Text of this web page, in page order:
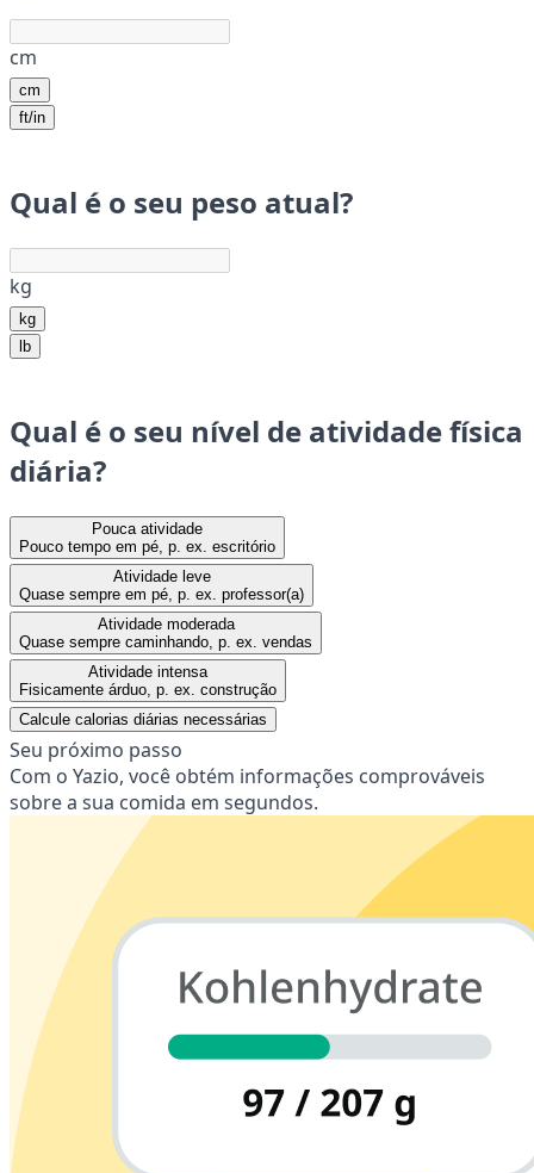
cm
cm
ft/in
Qual é o seu peso atual?
kg
kg
lb
Qual é o seu nível de atividade física
diária?
Pouca atividade
Pouco tempo em pé, p. ex. escritório
Atividade leve
Quase sempre em pé, p. ex. professor(a)
Atividade moderada
Quase sempre caminhando, p. ex. vendas
Atividade intensa
Fisicamente árduo, p. ex. construção
Calcule calorias diárias necessárias
Seu próximo passo
Com o Yazio, você obtém informações comprováveis
sobre a sua comida em segundos.